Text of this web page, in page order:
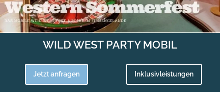
WILD WEST PARTY MOBIL
Jetzt anfragen Inklusivleistungen